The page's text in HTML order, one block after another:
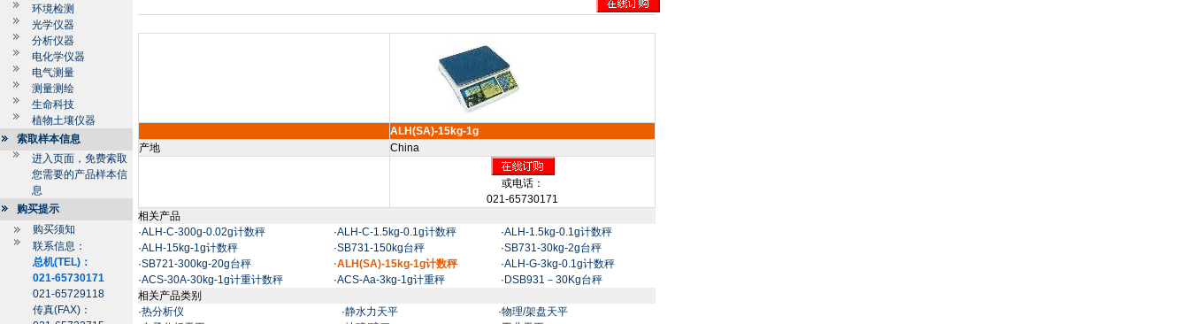
环境检测
光学仪器
分析仪器
电化学仪器
电气测量
测量测绘
生命科技
植物土壤仪器
索取样本信息
进入页面，免费索取
您需要的产品样本信
息
购买提示
购买须知
联系信息：
总机(TEL)：
021-65730171
021-65729118
传真(FAX)：
ALH(SA)-15kg-1g
产地
China
或电话：
021-65730171
相关产品
·ALH-C-300g-0.02g计数秤 ·ALH-C-1.5kg-0.1g计数秤 ·ALH-1.5kg-0.1g计数秤
·ALH-15kg-1g计数秤 ·SB731-150kg台秤 ·SB731-30kg-2g台秤
·SB721-300kg-20g台秤 ·ALH(SA)-15kg-1g计数秤 ·ALH-G-3kg-0.1g计数秤
·ACS-30A-30kg-1g计重计数秤 ·ACS-Aa-3kg-1g计重秤 · DSB931－30Kg台秤
相关产品类别
·热分析仪 ·静水力天平 ·物理/架盘天平